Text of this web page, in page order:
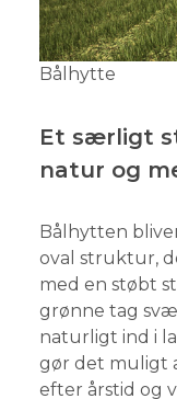
Bålhytte
Et særligt
natur og
Bålhytten
oval struktur,
med en støbt
grønne tag
naturligt ind i
gør det muligt
efter årstid og